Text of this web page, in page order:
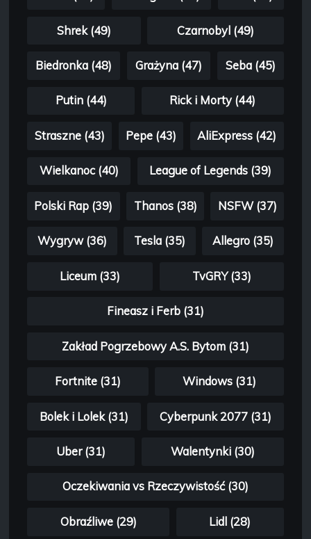
Shrek (49) Czarnobyl (49)
Biedronka (48) Grażyna (47) Seba (45)
Putin (44) Rick i Morty (44)
Straszne (43) Pepe (43) AliExpress (42)
Wielkanoc (40) League of Legends (39)
Polski Rap (39) Thanos (38) NSFW (37)
Wygryw (36) Tesla (35) Allegro (35)
Liceum (33) TvGRY (33)
Fineasz i Ferb (31)
Zakład Pogrzebowy A.S. Bytom (31)
Fortnite (31) Windows (31)
Bolek i Lolek (31) Cyberpunk 2077 (31)
Uber (31) Walentynki (30)
Oczekiwania vs Rzeczywistość (30)
Obraźliwe (29) Lidl (28)